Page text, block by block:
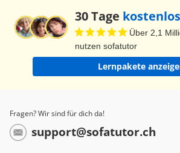
sehr schwer für alle Beteiligten, die
Dörfer wieder aufzubauen und es
auch geraume Zeit. Sieh mal! Die
werden aus 78% Kupfer und 22%
Steuereintreiber sind wieder da.
kommen zurück, ich kann sie
30 Tage kostenlos
Über 2,1
nutzen sofatutor
Lernpakete
Fragen? Wir sind für dich da!
support@sofatutor.ch